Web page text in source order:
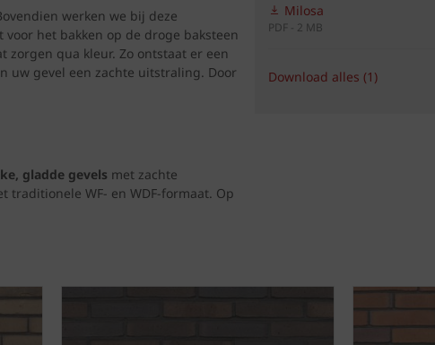
werken we bij deze
het bakken op de droge baksteen
qua kleur. Zo ontstaat er een
uw gevel een zachte uitstraling. Door
gladde gevels met zachte
WF- en WDF-formaat. Op
Milosa
PDF - 2 MB
Download alles (1)